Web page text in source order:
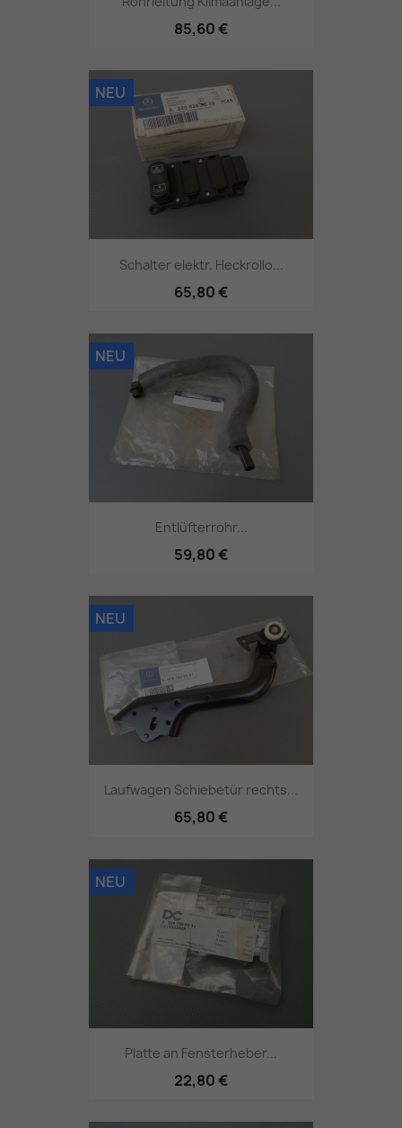
85,60 €
Schalter elektr. Heckrollo...
65,80 €
NEU
Entlüfterrohr...
59,80 €
NEU
Laufwagen Schiebetür rechts...
65,80 €
NEU
Platte an Fensterheber...
22,80 €
NEU